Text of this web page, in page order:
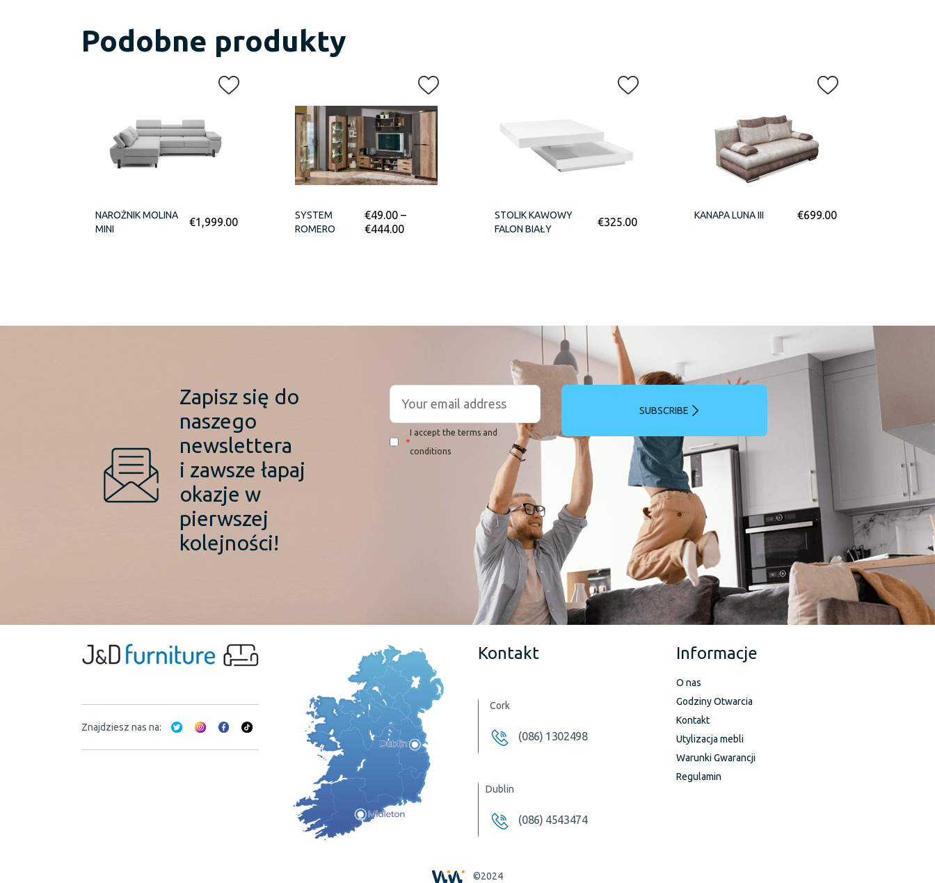
Podobne produkty
NAROŻNIK MOLINA
MINI
€1,999.00
SYSTEM
ROMERO
€49.00–
€444.00
STOLIK KAWOWY
FALON BIAŁY
€325.00
KANAPA LUNA III €699.00
Zapisz się do
naszego
newslettera
i zawsze łapaj
okazje w
pierwszej
kolejności!
*
I accept the terms and
conditions
SUBSCRIBE
Znajdziesz nas na:
Kontakt
Cork
(086) 1302498
Dublin
(086) 4543474
Informacje
O nas
Godziny Otwarcia
Kontakt
Utylizacja mebli
Warunki Gwarancji
Regulamin
©2024